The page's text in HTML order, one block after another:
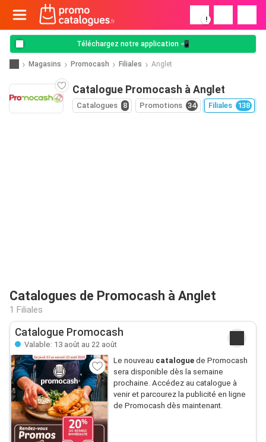
!
Téléchargez notre application 📲
Magasins Promocash Filiales Anglet
Catalogue Promocash à Anglet
Catalogues 8 Promotions 34 Filiales 138
Catalogues de Promocash à Anglet
1 Filiales
Catalogue Promocash
Valable: 13 août au 22 août
Le nouveau cataloguede Promocash
sera disponible dès la semaine
prochaine. Accédez au catalogue à
venir et parcourez la publicité en ligne
de Promocash dès maintenant.